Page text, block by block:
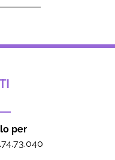
per